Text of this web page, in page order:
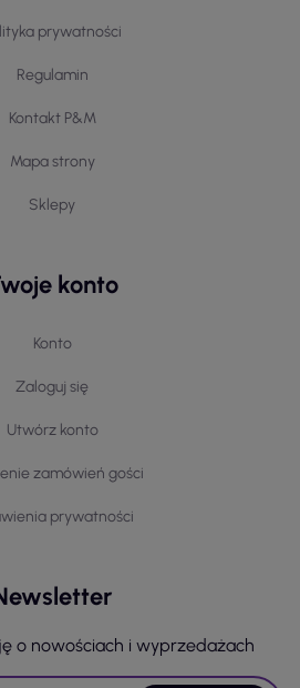
prywatności
Regulamin
Kontakt P&M
Mapa strony
Sklepy
konto
Konto
Zaloguj się
Utwórz konto
zamówień gości
prywatności
o nowościach i wyprzedażach